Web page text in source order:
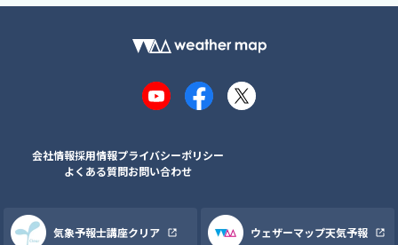
YouTubeFacebook
X
会社情報採用情報プライバシーポリシー
よくある質問お問い合わせ
気象予報士講座クリア ウェザーマップ天気予報